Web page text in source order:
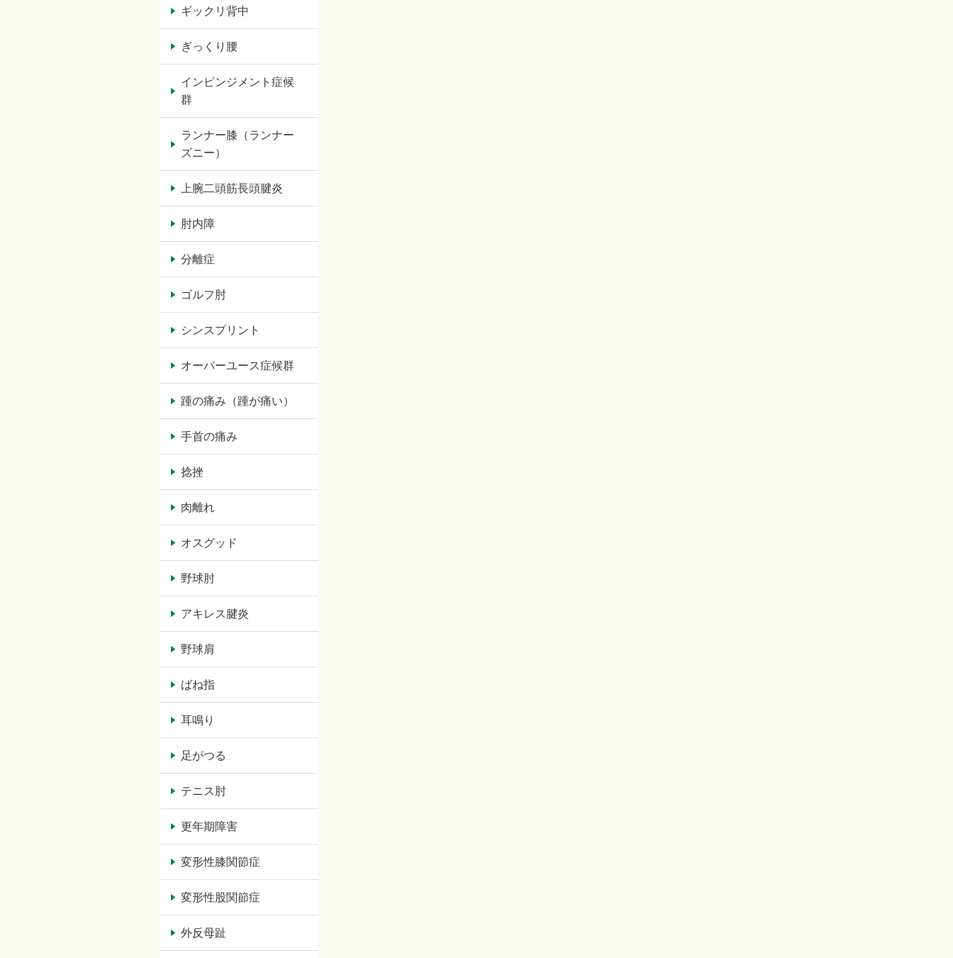
ギックリ背中
ぎっくり腰
インピンジメント症候
群
ランナー膝（ランナー
ズニー）
上腕二頭筋長頭腱炎
肘内障
分離症
ゴルフ肘
シンスプリント
オーバーユース症候群
踵の痛み（踵が痛い）
手首の痛み
捻挫
肉離れ
オスグッド
野球肘
アキレス腱炎
野球肩
ばね指
耳鳴り
足がつる
テニス肘
更年期障害
変形性膝関節症
変形性股関節症
外反母趾